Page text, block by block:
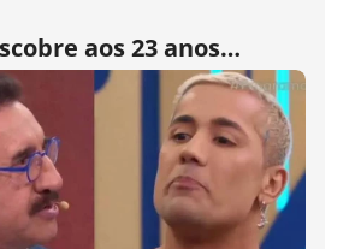
aos 23 anos…